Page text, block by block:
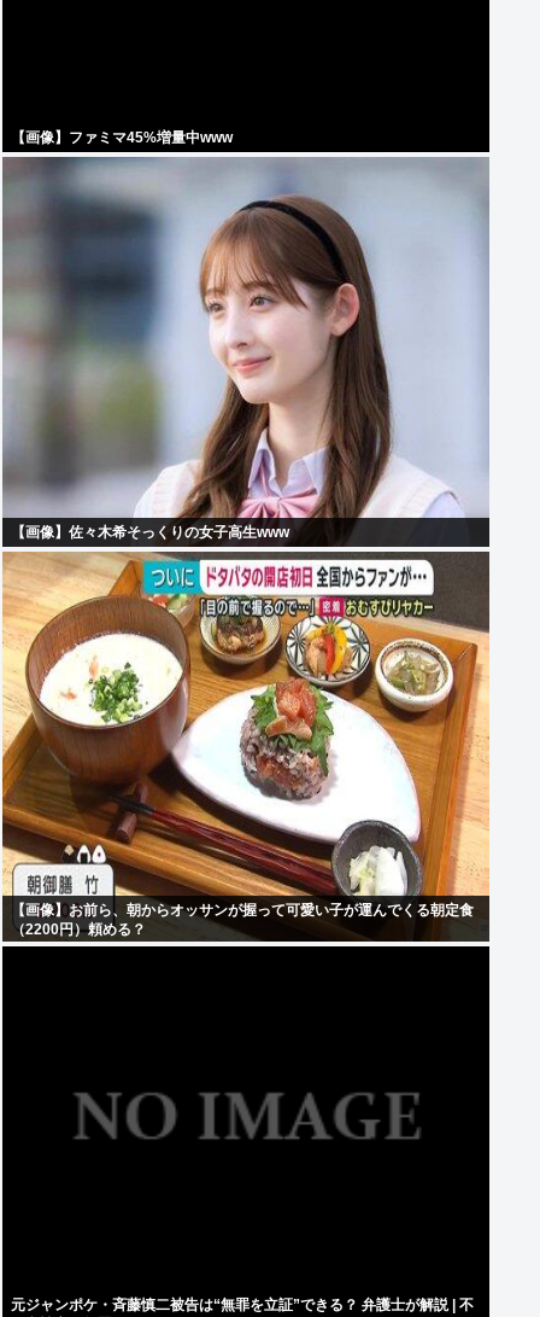
【画像】ファミマ45%増量中www
【画像】佐々木希そっくりの女子高生www
【画像】お前ら、朝からオッサンが握って可愛い子が運んでくる朝定食
（2200円）頼める？
元ジャンポケ・斉藤慎二被告は“無罪を立証”できる？ 弁護士が解説 | 不